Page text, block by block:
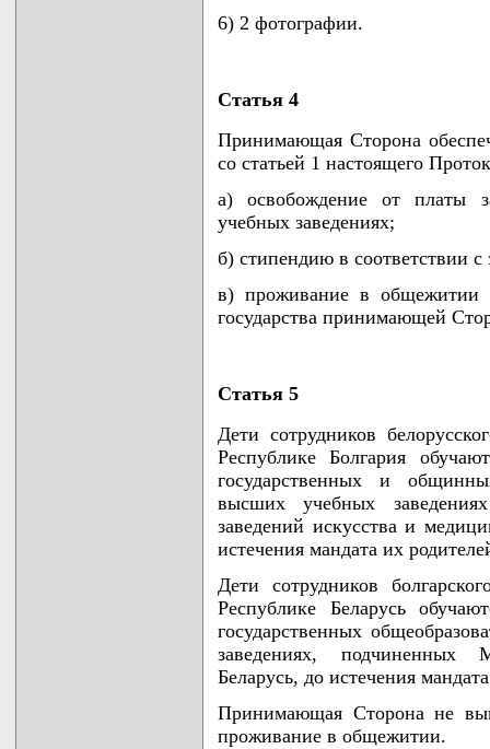
6) 2 фотографии.
Статья 4
Принимающая Сторона
со статьей 1 настоящего
а) освобождение от платы
учебных заведениях;
б) стипендию в соответствии с
в) проживание в общежитии
государства принимающей
Статья 5
Дети сотрудников
Республике Болгария
государственных и
высших учебных
заведений искусства и
истечения мандата их
Дети сотрудников
Республике Беларусь
государственных
заведениях, подчиненных
Беларусь, до истечения
Принимающая Сторона не
проживание в общежитии.